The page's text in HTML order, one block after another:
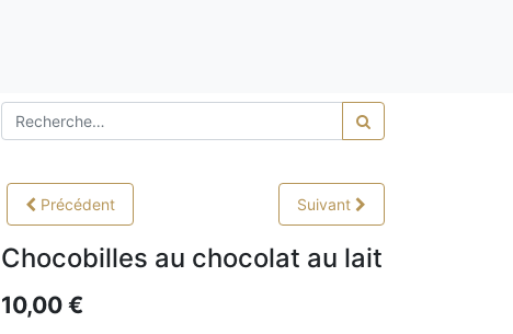
Précédent Suivant
Chocobilles au chocolat au lait
10,00 €